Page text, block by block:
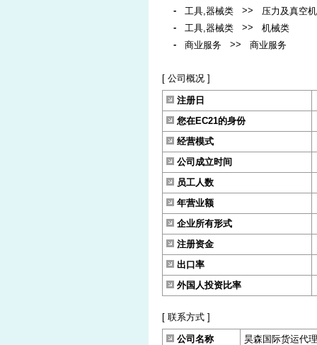
-
工具,器械类 >>
压力及真空
-
工具,器械类 >>
机械类
-
商业服务 >> 商业服务
[ 公司概况 ]
注册日
您在EC21的身份
经营模式
公司成立时间
员工人数
年营业额
企业所有形式
注册资金
出口率
外国人投资比率
[ 联系方式 ]
公司名称
昊森国际货运代